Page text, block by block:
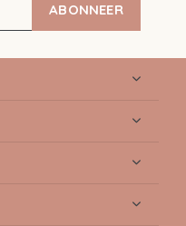
ABONNEER